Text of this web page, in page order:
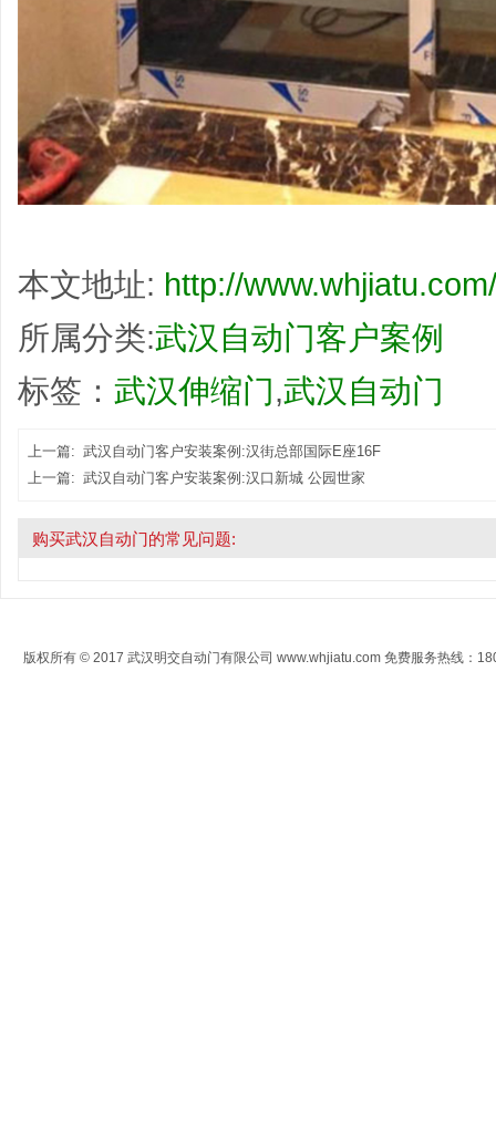
本文地址: http://
所属分类:武汉自动门客户案例
标签： 武汉伸缩门,武汉自动门
上一篇: 武汉自动门客户安装案例:汉街总部国际E座16F
上一篇: 武汉自动门客户安装案例:汉口新城 公园世家
购买武汉自动门的常见问题:
版权所有 © 2017 武汉明交自动门有限公司 www.whjiatu.com 免费服务热线：